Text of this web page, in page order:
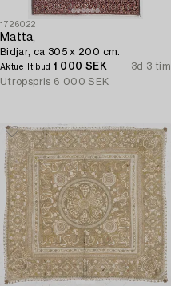
1726022
Matta,
Bidjar, ca 305 x 200 cm.
Aktuellt bud 1 000 SEK
3d 3 tim
Utropspris 6 000 SEK